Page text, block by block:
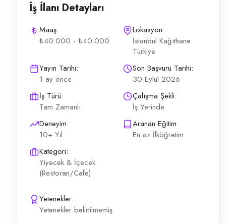
Paketli ev yemeği yapılıyor Mutfak personeli kadınlardan
İş İlanı Detayları
Maaş:
₺40.000 - ₺40.000
Lokasyon:
İstanbul Kağıthane
Türkiye
Yayın Tarihi:
1 ay önce
Son Başvuru Tarihi:
30 Eylül 2026
İş Türü:
Tam Zamanlı
Çalışma Şekli:
İş Yerinde
Deneyim:
10+ Yıl
Aranan Eğitim:
En az İlköğretim
Kategori:
Yiyecek & İçecek
(Restoran/Cafe)
Yetenekler:
Yetenekler belirtilmemiş